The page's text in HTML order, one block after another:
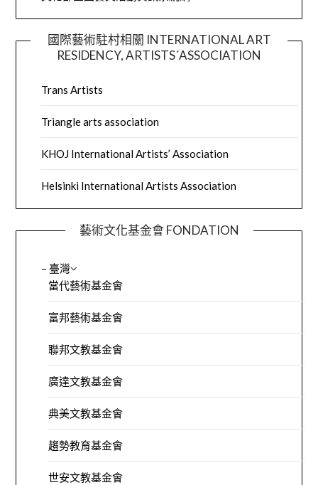
國際藝術駐村相關 INTERNATIONAL ART
RESIDENCY, ARTISTS´ASSOCIATION
Trans Artists
Triangle arts association
KHOJ International Artists’ Association
Helsinki International Artists Association
藝術文化基金會 FONDATION
– 臺灣
當代藝術基金會
富邦藝術基金會
聯邦文教基金會
廣達文教基金會
典美文教基金會
趨勢教育基金會
世安文教基金會